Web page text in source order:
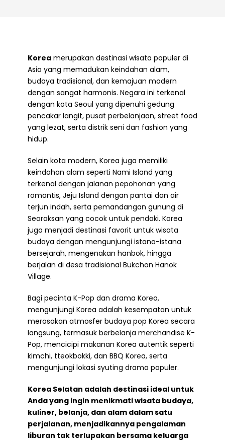
Korea merupakan destinasi wisata populer di
Asia yang memadukan keindahan alam,
budaya tradisional, dan kemajuan modern
dengan sangat harmonis. Negara ini terkenal
dengan kota Seoul yang dipenuhi gedung
pencakar langit, pusat perbelanjaan, street food
yang lezat, serta distrik seni dan fashion yang
hidup.
Selain kota modern, Korea juga memiliki
keindahan alam seperti Nami Island yang
terkenal dengan jalanan pepohonan yang
romantis, Jeju Island dengan pantai dan air
terjun indah, serta pemandangan gunung di
Seoraksan yang cocok untuk pendaki. Korea
juga menjadi destinasi favorit untuk wisata
budaya dengan mengunjungi istana-istana
bersejarah, mengenakan hanbok, hingga
berjalan di desa tradisional Bukchon Hanok
Village.
Bagi pecinta K-Pop dan drama Korea,
mengunjungi Korea adalah kesempatan untuk
merasakan atmosfer budaya pop Korea secara
langsung, termasuk berbelanja merchandise K-
Pop, mencicipi makanan Korea autentik seperti
kimchi, tteokbokki, dan BBQ Korea, serta
mengunjungi lokasi syuting drama populer.
Korea Selatan adalah destinasi ideal untuk
Anda yang ingin menikmati wisata budaya,
kuliner, belanja, dan alam dalam satu
perjalanan, menjadikannya pengalaman
liburan tak terlupakan bersama keluarga